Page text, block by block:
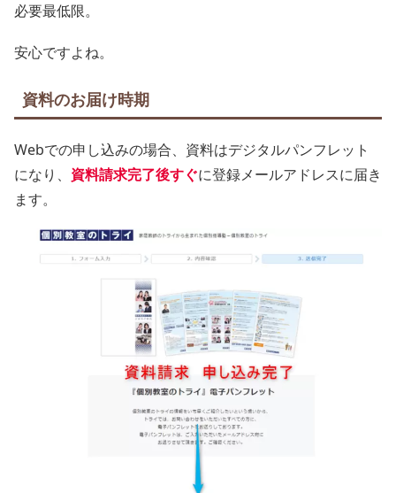
必要最低限。
安心ですよね。
資料のお届け時期
Webでの申し込みの場合、資料はデジタルパンフレット
になり、 資料請求完了後すぐに登録メールアドレスに届き
ます。